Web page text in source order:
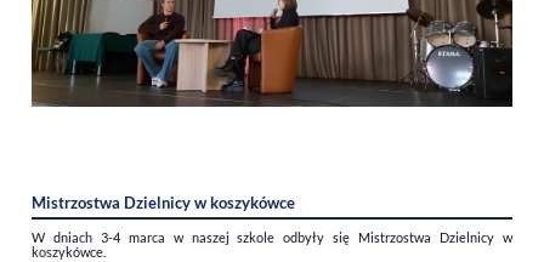
Mistrzostwa Dzielnicy w koszykówce
W dniach 3-4 marca w naszej szkole odbyły się Mistrzostwa Dzielnicy w
koszykówce.